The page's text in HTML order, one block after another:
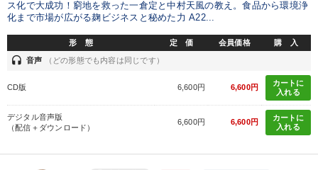
ス化で大成功！窮地を救った一倉定と中村天風の教え。食品から環境浄
化まで市場が広がる麹ビジネスと秘めた力 A22...
形 態 定 価 会員価格 購 入
headset 音声 （どの形態でも内容は同じです）
CD版 6,600円 6,600円
カートに
入れる
デジタル音声版
（配信＋ダウンロード）
6,600円 6,600円
カートに
入れる